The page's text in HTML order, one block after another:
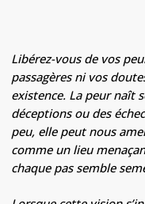
Libérez-vous de vos
passagères ni vos
existence. La peur naît
déceptions ou des
peu, elle peut nous
comme un lieu
chaque pas semble